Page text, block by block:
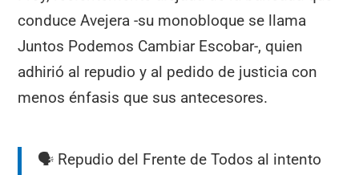
conduce Avejera -su monobloque se llama
Juntos Podemos Cambiar Escobar-, quien
adhirió al repudio y al pedido de justicia con
menos énfasis que sus antecesores.
🗣️ Repudio del Frente de Todos al intento